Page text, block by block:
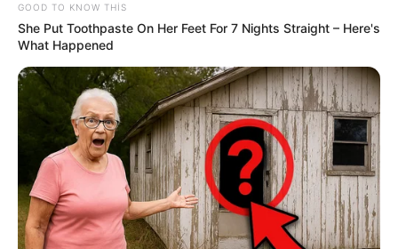
21:47 / 03 İyun 2026 CƏMİYYƏT
Azərbaycan kinosunun əfsanəsinə çevrilən
“Qaynana” filmi necə yarandı?
GOOD TO KNOW THIS
She Put Toothpaste On Her Feet For 7 Nights Straight – Here's
What Happened